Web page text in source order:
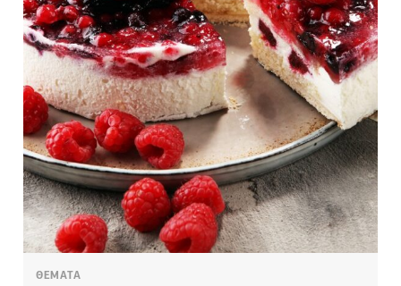
ΘΕΜΑΤΑ